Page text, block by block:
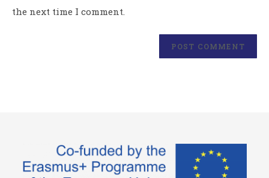
the next time I comment.